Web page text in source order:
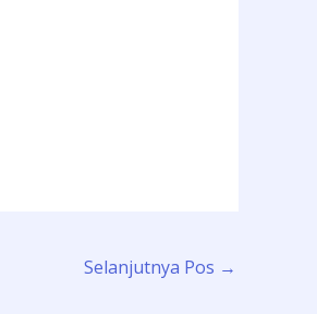
Selanjutnya Pos →